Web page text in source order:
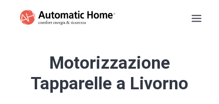
BASCULANTI
TENDE DA SOLE
Motorizzazione
Tapparelle a Livorno